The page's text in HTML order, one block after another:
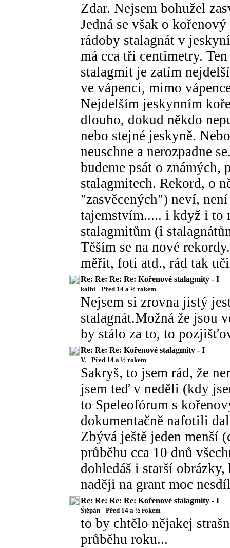
Zdar. Nejsem bohužel
Jedná se však o
rádoby stalagnát v
má cca tři centimetry.
stalagmit je zatím
ve vápenci, mimo
Nejdelším jeskynním
dlouho, dokud někdo
nebo stejné jeskyně.
neuschne a nerozpadne
budeme psát o
stalagmitech. Rekord, o
"zasvěcených") neví,
tajemstvím..... i když i to
stalagmitům (i
Těším se na nové
měřit, foti atd., rád tak
Re: Re: Re: Re: Kořenové stalagmity - I
kolbi Před 14 a ½ rokem
Nejsem si zrovna jistý
stalagnát.Možná že jsou
by stálo za to, to
Re: Re: Re: Kořenové stalagmity - I
V. Před 14 a ½ rokem
Sakryš, to jsem rád, že
jsem teď v neděli (kdy
to Speleofórum s
dokumentačně nafotili
Zbývá ještě jeden menší
průběhu cca 10 dnů
dohledáš i starší
naději na grant moc
Re: Re: Re: Re: Kořenové stalagmity - I
Štěpán Před 14 a ½ rokem
to by chtělo nějakej
průběhu roku...